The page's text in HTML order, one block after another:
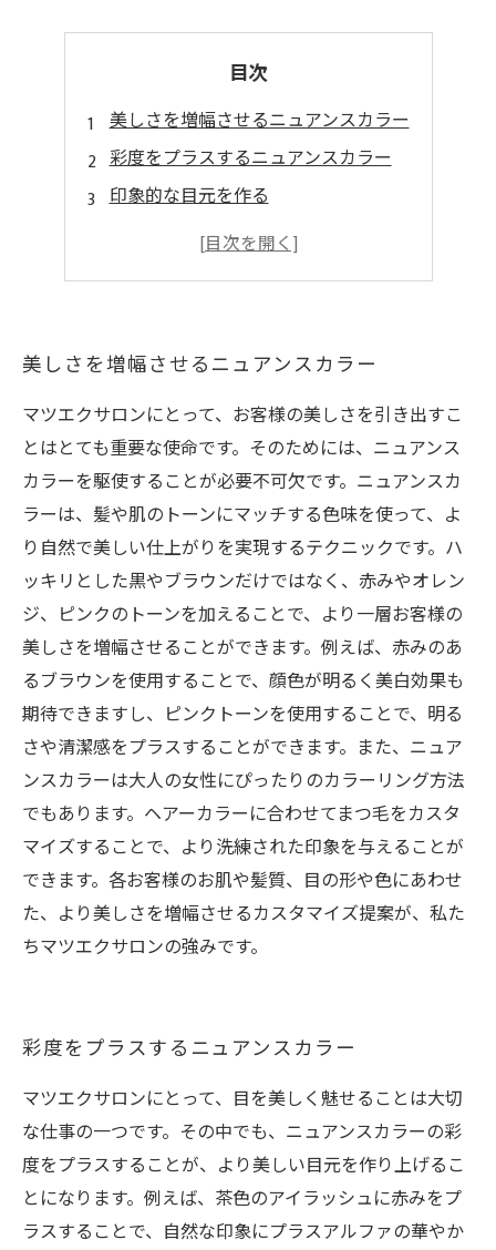
目次
美しさを増幅させるニュアンスカラー
彩度をプラスするニュアンスカラー
印象的な目元を作る
トレンドを取り入れた目元メイク
美しさを増幅させるニュアンスカラー
マツエクサロンにとって、お客様の美しさを引き出すこ
とはとても重要な使命です。そのためには、ニュアンス
カラーを駆使することが必要不可欠です。ニュアンスカ
ラーは、髪や肌のトーンにマッチする色味を使って、よ
り自然で美しい仕上がりを実現するテクニックです。ハ
ッキリとした黒やブラウンだけではなく、赤みやオレン
ジ、ピンクのトーンを加えることで、より一層お客様の
美しさを増幅させることができます。例えば、赤みのあ
るブラウンを使用することで、顔色が明るく美白効果も
期待できますし、ピンクトーンを使用することで、明る
さや清潔感をプラスすることができます。また、ニュア
ンスカラーは大人の女性にぴったりのカラーリング方法
でもあります。ヘアーカラーに合わせてまつ毛をカスタ
マイズすることで、より洗練された印象を与えることが
できます。各お客様のお肌や髪質、目の形や色にあわせ
た、より美しさを増幅させるカスタマイズ提案が、私た
ちマツエクサロンの強みです。
彩度をプラスするニュアンスカラー
マツエクサロンにとって、目を美しく魅せることは大切
な仕事の一つです。その中でも、ニュアンスカラーの彩
度をプラスすることが、より美しい目元を作り上げるこ
とになります。例えば、茶色のアイラッシュに赤みをプ
ラスすることで、自然な印象にプラスアルファの華やか